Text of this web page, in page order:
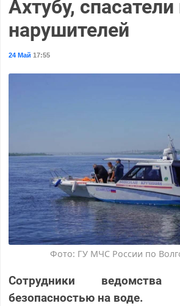
Ахтубу,
нарушителей
24 Май 17:55
Фото: ГУ МЧС России по
Сотрудники
безопасностью на воде.